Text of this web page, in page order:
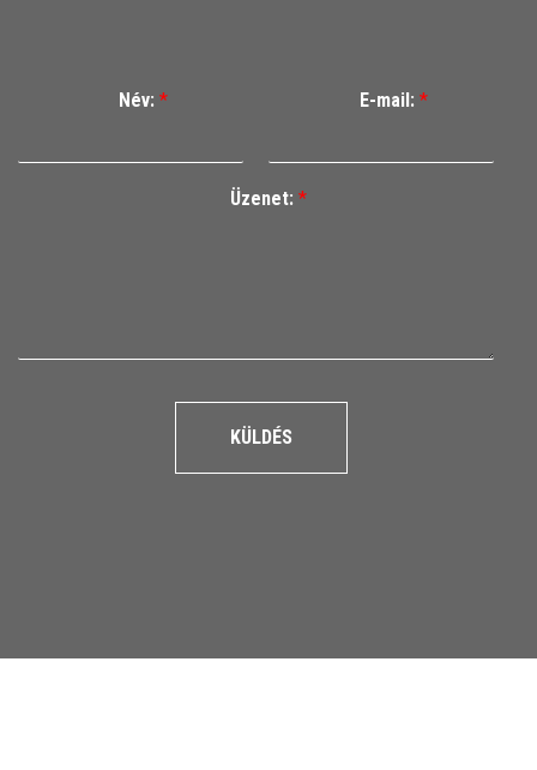
Név: * E-mail: *
Üzenet: *
KÜLDÉS